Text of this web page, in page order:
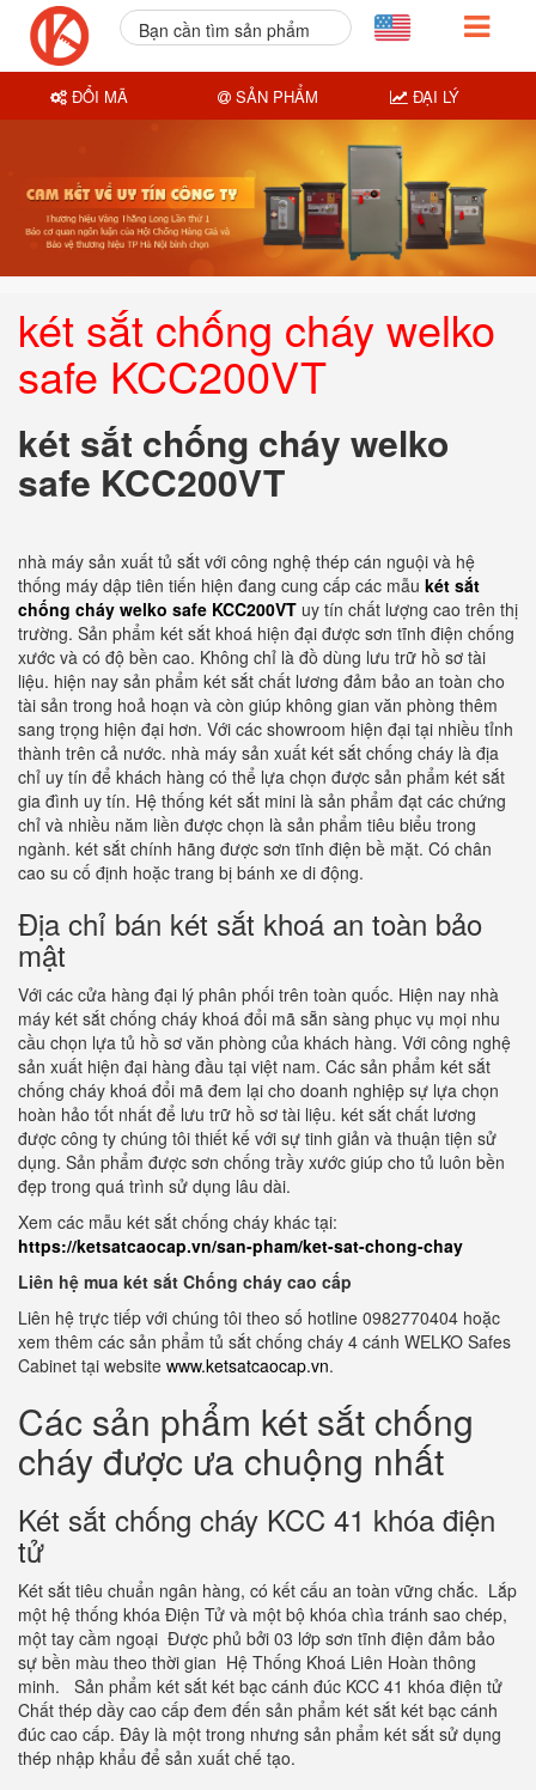
két sắt chống cháy welko
safe KCC200VT
két sắt chống cháy welko
safe KCC200VT
nhà máy sản xuất tủ sắt với công nghệ thép cán nguội và hệ
thống máy dập tiên tiến hiện đang cung cấp các mẫu két sắt
chống cháy welko safe KCC200VT uy tín chất lượng cao trên thị
trường. Sản phẩm két sắt khoá hiện đại được sơn tĩnh điện chống
xước và có độ bền cao. Không chỉ là đồ dùng lưu trữ hồ sơ tài
liệu. hiện nay sản phẩm két sắt chất lương đảm bảo an toàn cho
tài sản trong hoả hoạn và còn giúp không gian văn phòng thêm
sang trọng hiện đại hơn. Với các showroom hiện đại tại nhiều tỉnh
thành trên cả nước. nhà máy sản xuất két sắt chống cháy là địa
chỉ uy tín để khách hàng có thể lựa chọn được sản phẩm két sắt
gia đình uy tín. Hệ thống két sắt mini là sản phẩm đạt các chứng
chỉ và nhiều năm liền được chọn là sản phẩm tiêu biểu trong
ngành. két sắt chính hãng được sơn tĩnh điện bề mặt. Có chân
cao su cố định hoặc trang bị bánh xe di động.
Địa chỉ bán két sắt khoá an toàn bảo
mật
Với các cửa hàng đại lý phân phối trên toàn quốc. Hiện nay nhà
máy két sắt chống cháy khoá đổi mã sẵn sàng phục vụ mọi nhu
cầu chọn lựa tủ hồ sơ văn phòng của khách hàng. Với công nghệ
sản xuất hiện đại hàng đầu tại việt nam. Các sản phẩm két sắt
chống cháy khoá đổi mã đem lại cho doanh nghiệp sự lựa chọn
hoàn hảo tốt nhất để lưu trữ hồ sơ tài liệu. két sắt chất lương
được công ty chúng tôi thiết kế với sự tinh giản và thuận tiện sử
dụng. Sản phẩm được sơn chống trầy xước giúp cho tủ luôn bền
đẹp trong quá trình sử dụng lâu dài.
Xem các mẫu két sắt chống cháy khác tại:
https://ketsatcaocap.vn/san-pham/ket-sat-chong-chay
Liên hệ mua két sắt Chống cháy cao cấp
Liên hệ trực tiếp với chúng tôi theo số hotline 0982770404 hoặc
xem thêm các sản phẩm tủ sắt chống cháy 4 cánh WELKO Safes
Cabinet tại website www.ketsatcaocap.vn.
Các sản phẩm két sắt chống
cháy được ưa chuộng nhất
Két sắt chống cháy KCC 41 khóa điện
tử
Két sắt tiêu chuẩn ngân hàng, có kết cấu an toàn vững chắc. Lắp
một hệ thống khóa Điện Tử và một bộ khóa chìa tránh sao chép,
một tay cầm ngoại Được phủ bởi 03 lớp sơn tĩnh điện đảm bảo
sự bền màu theo thời gian Hệ Thống Khoá Liên Hoàn thông
minh. Sản phẩm két sắt két bạc cánh đúc KCC 41 khóa điện tử
Chất thép dầy cao cấp đem đến sản phẩm két sắt két bạc cánh
đúc cao cấp. Đây là một trong nhưng sản phẩm két sắt sử dụng
thép nhập khẩu để sản xuất chế tạo.
Bạn cần tìm sản phẩm
ĐỔI MÃ SẢN PHẨM ĐẠI LÝ